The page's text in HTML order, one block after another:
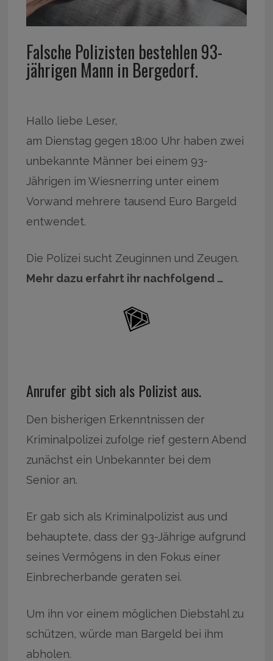
Falsche Polizisten bestehlen 93-
jährigen Mann in Bergedorf.
Hallo liebe Leser,
am Dienstag gegen 18:00 Uhr haben zwei
unbekannte Männer bei einem 93-
Jährigen im Wiesnerring unter einem
Vorwand mehrere tausend Euro Bargeld
entwendet.
Die Polizei sucht Zeuginnen und Zeugen.
Mehr dazu erfahrt ihr nachfolgend …
Anrufer gibt sich als Polizist aus.
Den bisherigen Erkenntnissen der
Kriminalpolizei zufolge rief gestern Abend
zunächst ein Unbekannter bei dem
Senior an.
Er gab sich als Kriminalpolizist aus und
behauptete, dass der 93-Jährige aufgrund
seines Vermögens in den Fokus einer
Einbrecherbande geraten sei.
Um ihn vor einem möglichen Diebstahl zu
schützen, würde man Bargeld bei ihm
abholen.